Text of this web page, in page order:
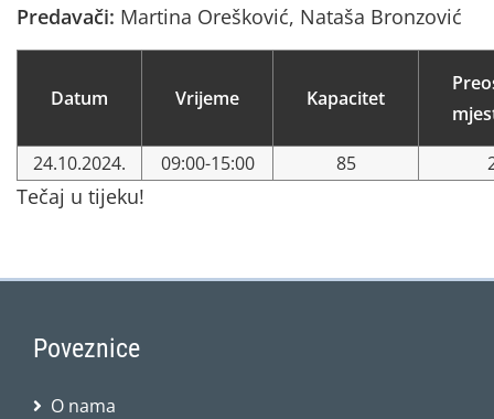
Predavači: Martina Orešković, Nataša Bronzović
Datum Vrijeme Kapacitet
24.10.2024. 09:00-15:00 85
Tečaj u tijeku!
Poveznice
O nama